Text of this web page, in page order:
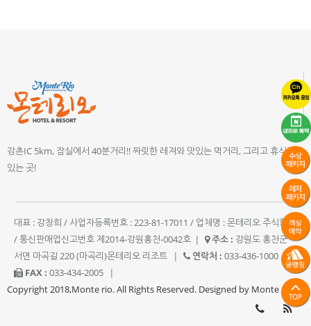
강촌IC 5km, 잠실에서 40분거리!! 짜릿한 레져와 맛있는 먹거리, 그리고 휴식이
있는 곳!
대표 : 강창희 / 사업자등록번호 : 223-81-17011 / 업체명 : 몬테리오 주식회사
/ 통신판매업신고번호 제2014-강원홍천-0042호 | 주소 : 강원도 홍천군
서면 마곡길 220 (마곡리)몬테리오 리조트
| 연락처 : 033-436-1000
|
FAX : 033-434-2005
|
Copyright 2018,Monte rio. All Rights Reserved. Designed by Monte rio.